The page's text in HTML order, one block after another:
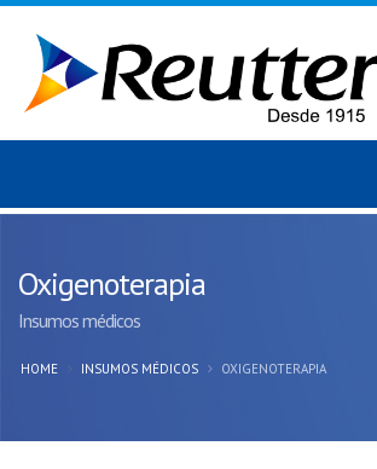
Oxigenoterapia
Insumos médicos
HOME INSUMOS MÉDICOS OXIGENOTERAPIA